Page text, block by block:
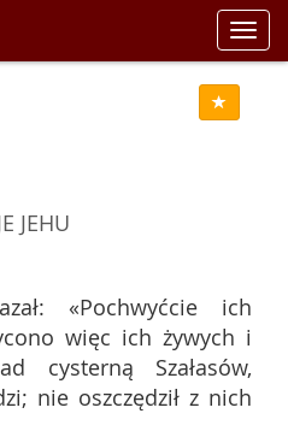
JEHU
«Pochwyćcie ich
więc ich żywych i
cysterną Szałasów,
nie oszczędził z nich